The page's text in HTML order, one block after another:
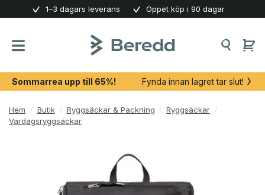
content
1–3 dagars leverans Öppet köp i 90 dagar
Sommarrea upp till 65%! Fynda innan lagret tar slut!
Hem / Butik / Ryggsäckar & Packning / Ryggsäckar /
Vardagsryggsäckar